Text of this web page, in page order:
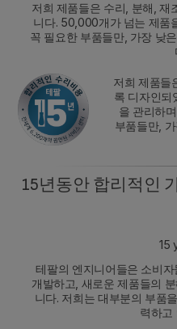
저희 제품들은 수리, 분해, 재
니다. 50,000개가 넘는 제품
꼭 필요한 부품들만, 가장 낮
저희 제품들
록 디자인되
을 관리하
부품들만,
15년동안 합리적인
15
테팔의 엔지니어들은 소비
개발하고, 새로운 제품들의
니다. 저희는 대부분의 부품
력하고